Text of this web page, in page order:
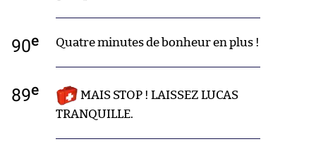
90e Quatre minutes de bonheur en plus !
89e
MAIS STOP ! LAISSEZ LUCAS
TRANQUILLE.